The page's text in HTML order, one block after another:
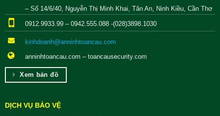
– Số 14/6/40, Nguyễn Thị Minh Khai, Tân An, Ninh Kiều, Cần Thơ
0912.9933.99 – 0942.555.088 -(028)3898.1030
kinhdoanh@anninhtoancau.com
anninhtoancau.com – toancausecurity.com
Xem bản đồ
DỊCH VỤ BẢO VỆ